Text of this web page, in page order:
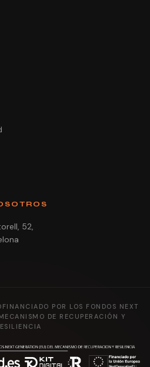
52,
POR LOS FONDOS NEXT
DE RECUPERACIÓN Y